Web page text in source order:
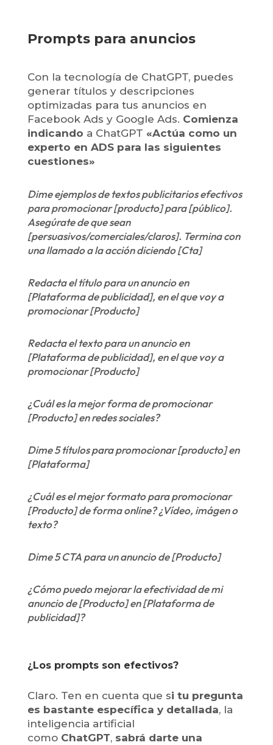
Prompts para anuncios
Con la tecnología de ChatGPT, puedes
generar títulos y descripciones
optimizadas para tus anuncios en
Facebook Ads y Google Ads. Comienza
indicando a ChatGPT «Actúa como un
experto en ADS para las siguientes
cuestiones»
Dime ejemplos de textos publicitarios efectivos
para promocionar [producto] para [público].
Asegúrate de que sean
[persuasivos/comerciales/claros]. Termina con
una llamado a la acción diciendo [Cta]
Redacta el título para un anuncio en
[Plataforma de publicidad], en el que voy a
promocionar [Producto]
Redacta el texto para un anuncio en
[Plataforma de publicidad], en el que voy a
promocionar [Producto]
¿Cuál es la mejor forma de promocionar
[Producto] en redes sociales?
Dime 5 títulos para promocionar [producto] en
[Plataforma]
¿Cuál es el mejor formato para promocionar
[Producto] de forma online? ¿Vídeo, imágen o
texto?
Dime 5 CTA para un anuncio de [Producto]
¿Cómo puedo mejorar la efectividad de mi
anuncio de [Producto] en [Plataforma de
publicidad]?
¿Los prompts son efectivos?
Claro. Ten en cuenta que si tu pregunta
es bastante específica y detallada, la
inteligencia artificial
como ChatGPT, sabrá darte una